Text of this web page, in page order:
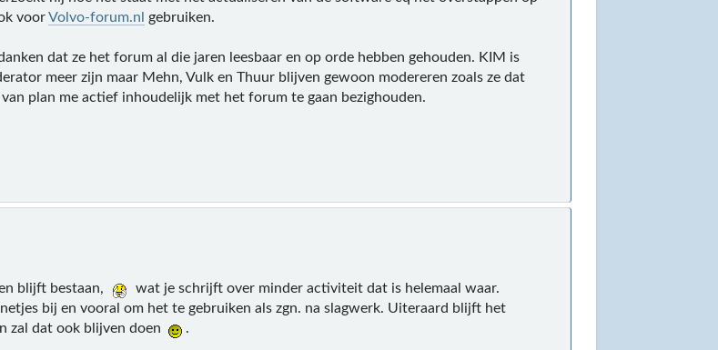
voorVolvo-forum.nl gebruiken.
dat ze het forum al die jaren leesbaar en op orde hebben gehouden. KIM is
meer zijn maar Mehn, Vulk en Thuur blijven gewoon modereren zoals ze dat
plan me actief inhoudelijk met het forum te gaan bezighouden.
blijft bestaan,
wat je schrijft over minder activiteit dat is helemaal waar.
bij en vooral om het te gebruiken als zgn. na slagwerk. Uiteraard blijft het
zal dat ook blijven doen
.